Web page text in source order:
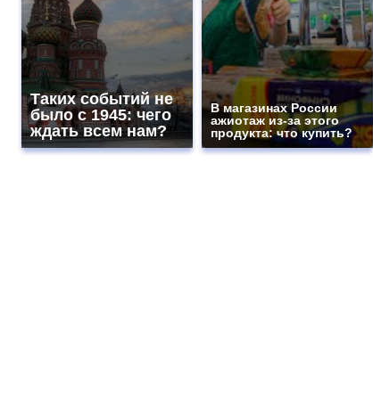
Таких событий не
было с 1945: чего
ждать всем нам?
В магазинах России
ажиотаж из-за этого
продукта: что купить?